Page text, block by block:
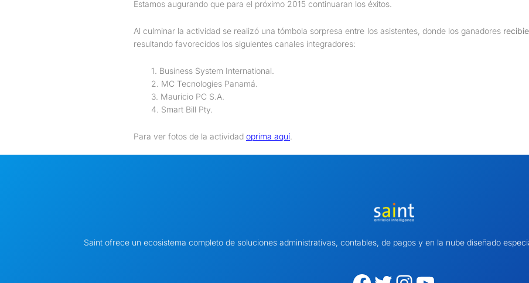
Estamos augurando que para el próximo 2015 continuaran los éxitos.
Al culminar la actividad se realizó una tómbola sorpresa entre los asistentes, donde los ganadores
resultando favorecidos los siguientes canales integradores:
1. Business System International.
2. MC Tecnologies Panamá.
3. Mauricio PC S.A.
4. Smart Bill Pty.
Para ver fotos de la actividad oprima aquí
Saint ofrece un ecosistema completo de soluciones administrativas, contables, de pagos y en la nube diseñado